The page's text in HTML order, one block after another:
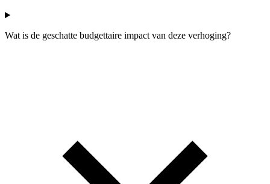
Wat is de geschatte budgettaire impact van deze verhoging?